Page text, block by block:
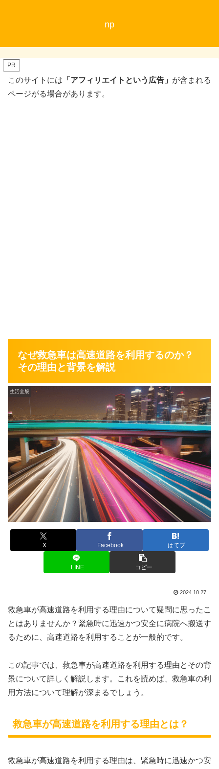
np
PR
このサイトには 「アフィリエイトという広告」 が含まれる
ページがる場合があります。
なぜ救急車は高速道路を利用するのか？
その理由と背景を解説
生活全般
X Facebook はてブ
LINE コピー
2024.10.27
救急車が高速道路を利用する理由について疑問に思ったこ
とはありませんか？緊急時に迅速かつ安全に病院へ搬送す
るために、高速道路を利用することが一般的です。
この記事では、救急車が高速道路を利用する理由とその背
景について詳しく解説します。これを読めば、救急車の利
用方法について理解が深まるでしょう。
救急車が高速道路を利用する理由とは？
救急車が高速道路を利用する理由は、緊急時に迅速かつ安